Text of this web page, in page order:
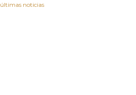
últimas noticias